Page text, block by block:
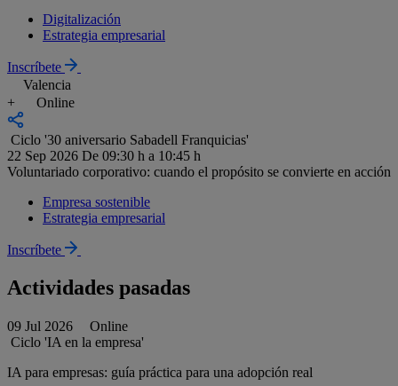
Digitalización
Estrategia empresarial
Inscríbete
Valencia
+
Online
Ciclo '30 aniversario Sabadell Franquicias'
22 Sep 2026 De 09:30 h a 10:45 h
Voluntariado corporativo: cuando el propósito se convierte en acción
Empresa sostenible
Estrategia empresarial
Inscríbete
Actividades pasadas
09 Jul 2026
Online
Ciclo 'IA en la empresa'
IA para empresas: guía práctica para una adopción real